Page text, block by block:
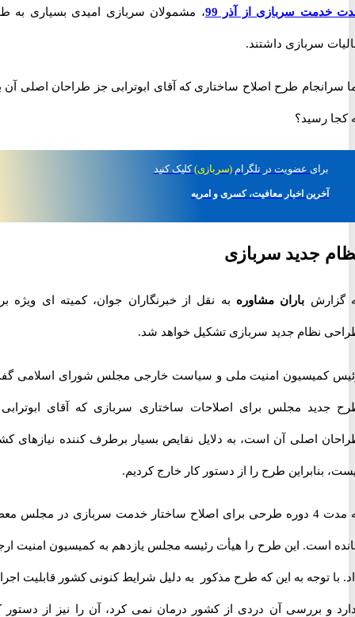
سربازی از آذر 99 ، مشمولان سربازی امیدی بسیاری به طرح
سربازی داشتند.
طرح اصلاح ساختاری که آقای ابوترابی جز طراحان اصلی آن بود
رسید؟
عضویت در تلگرام(سربازی) کلیک کنید
آخرین اخبار معافیت، کسری و امریه
جدید سربازی
باران مشاورهبه نقل از خبرنگاران جوان، کمیته ای ویژه برای
نظام جدید سربازی تشکیل خواهد شد.
کمیسیون امنیت ملی و سیاست خارجی مجلس شورای اسلامی گفت:
مجلس برای اصلاحات ساختاری سربازی که آقای ابوترابی از
اصلی آن است، به دلایل نقایص بسیار برطرف کننده نیازهای کشور
بنابراین طرح را از دستور کار خارج کردیم.
به مدت 4 دوره طرحی برای اصلاح ساختار خدمت سربازی در مجلس معطل
است. این طرح را هیأت رئیسه مجلس یازدهم به کمیسیون امنیت ارجاع
توجه به این که طرح مذکور به دلیل شرایط کنونی کشور قابلیت اجرایی
و بررسی آن دردی از کشور درمان نمی کرد، آن را نیز از دستور کار